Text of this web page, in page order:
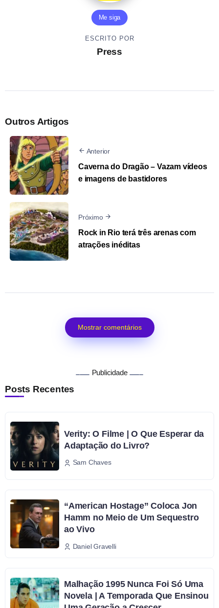
Me siga
ESCRITO POR
Press
Outros Artigos
Anterior
Caverna do Dragão – Vazam vídeos
e imagens de bastidores
Próximo
Rock in Rio terá três arenas com
atrações inéditas
Mostrar comentários
Publicidade
Posts Recentes
Verity: O Filme | O Que Esperar da
Adaptação do Livro?
Sam Chaves
“American Hostage” Coloca Jon
Hamm no Meio de Um Sequestro
ao Vivo
Daniel Gravelli
Malhação 1995 Nunca Foi Só Uma
Novela | A Temporada Que Ensinou